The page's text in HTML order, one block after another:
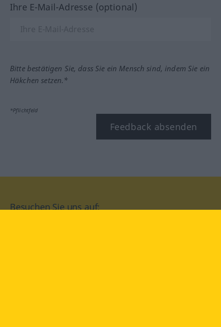
Ihre E-Mail-Adresse (optional)
Bitte bestätigen Sie, dass Sie ein Mensch sind, indem Sie ein
Häkchen setzen.*
*Pflichtfeld
Feedback absenden
Besuchen Sie uns auf: